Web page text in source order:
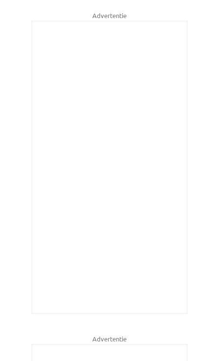
Advertentie
Advertentie